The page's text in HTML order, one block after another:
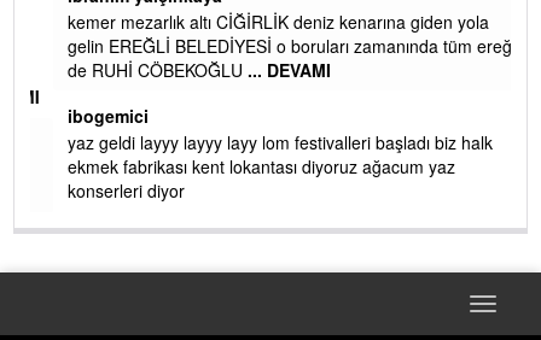
ibrahim yalçınkaya
kemer mezarlık altı CİĞİRLİK deniz kenarına giden yola
gelin EREĞLİ BELEDİYESİ o boruları zamanında tüm ereğli
ibogemici
yaz geldi layyy layyy layy lom festivalleri başladı biz halk
ekmek fabrikası kent lokantası diyoruz ağacum yaz
konserleri diyor